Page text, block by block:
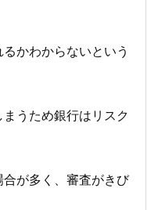
かわからないという
うため銀行はリスク
が多く、審査がきび